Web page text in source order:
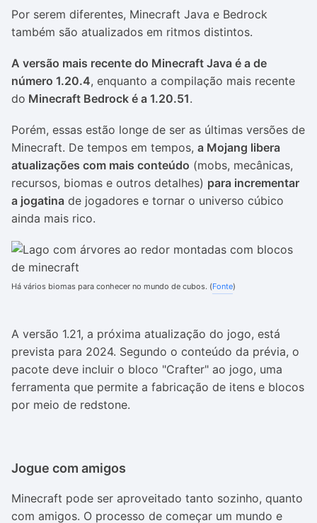
Por serem diferentes, Minecraft Java e Bedrock
também são atualizados em ritmos distintos.
A versão mais recente do Minecraft Java é a de
número 1.20.4, enquanto a compilação mais recente
do Minecraft Bedrock é a 1.20.51.
Porém, essas estão longe de ser as últimas versões de
Minecraft. De tempos em tempos, a Mojang libera
atualizações com mais conteúdo (mobs, mecânicas,
recursos, biomas e outros detalhes) para incrementar
a jogatina de jogadores e tornar o universo cúbico
ainda mais rico.
Há vários biomas para conhecer no mundo de cubos. (Fonte)
A versão 1.21, a próxima atualização do jogo, está
prevista para 2024. Segundo o conteúdo da prévia, o
pacote deve incluir o bloco "Crafter" ao jogo, uma
ferramenta que permite a fabricação de itens e blocos
por meio de redstone.
Jogue com amigos
Minecraft pode ser aproveitado tanto sozinho, quanto
com amigos. O processo de começar um mundo e